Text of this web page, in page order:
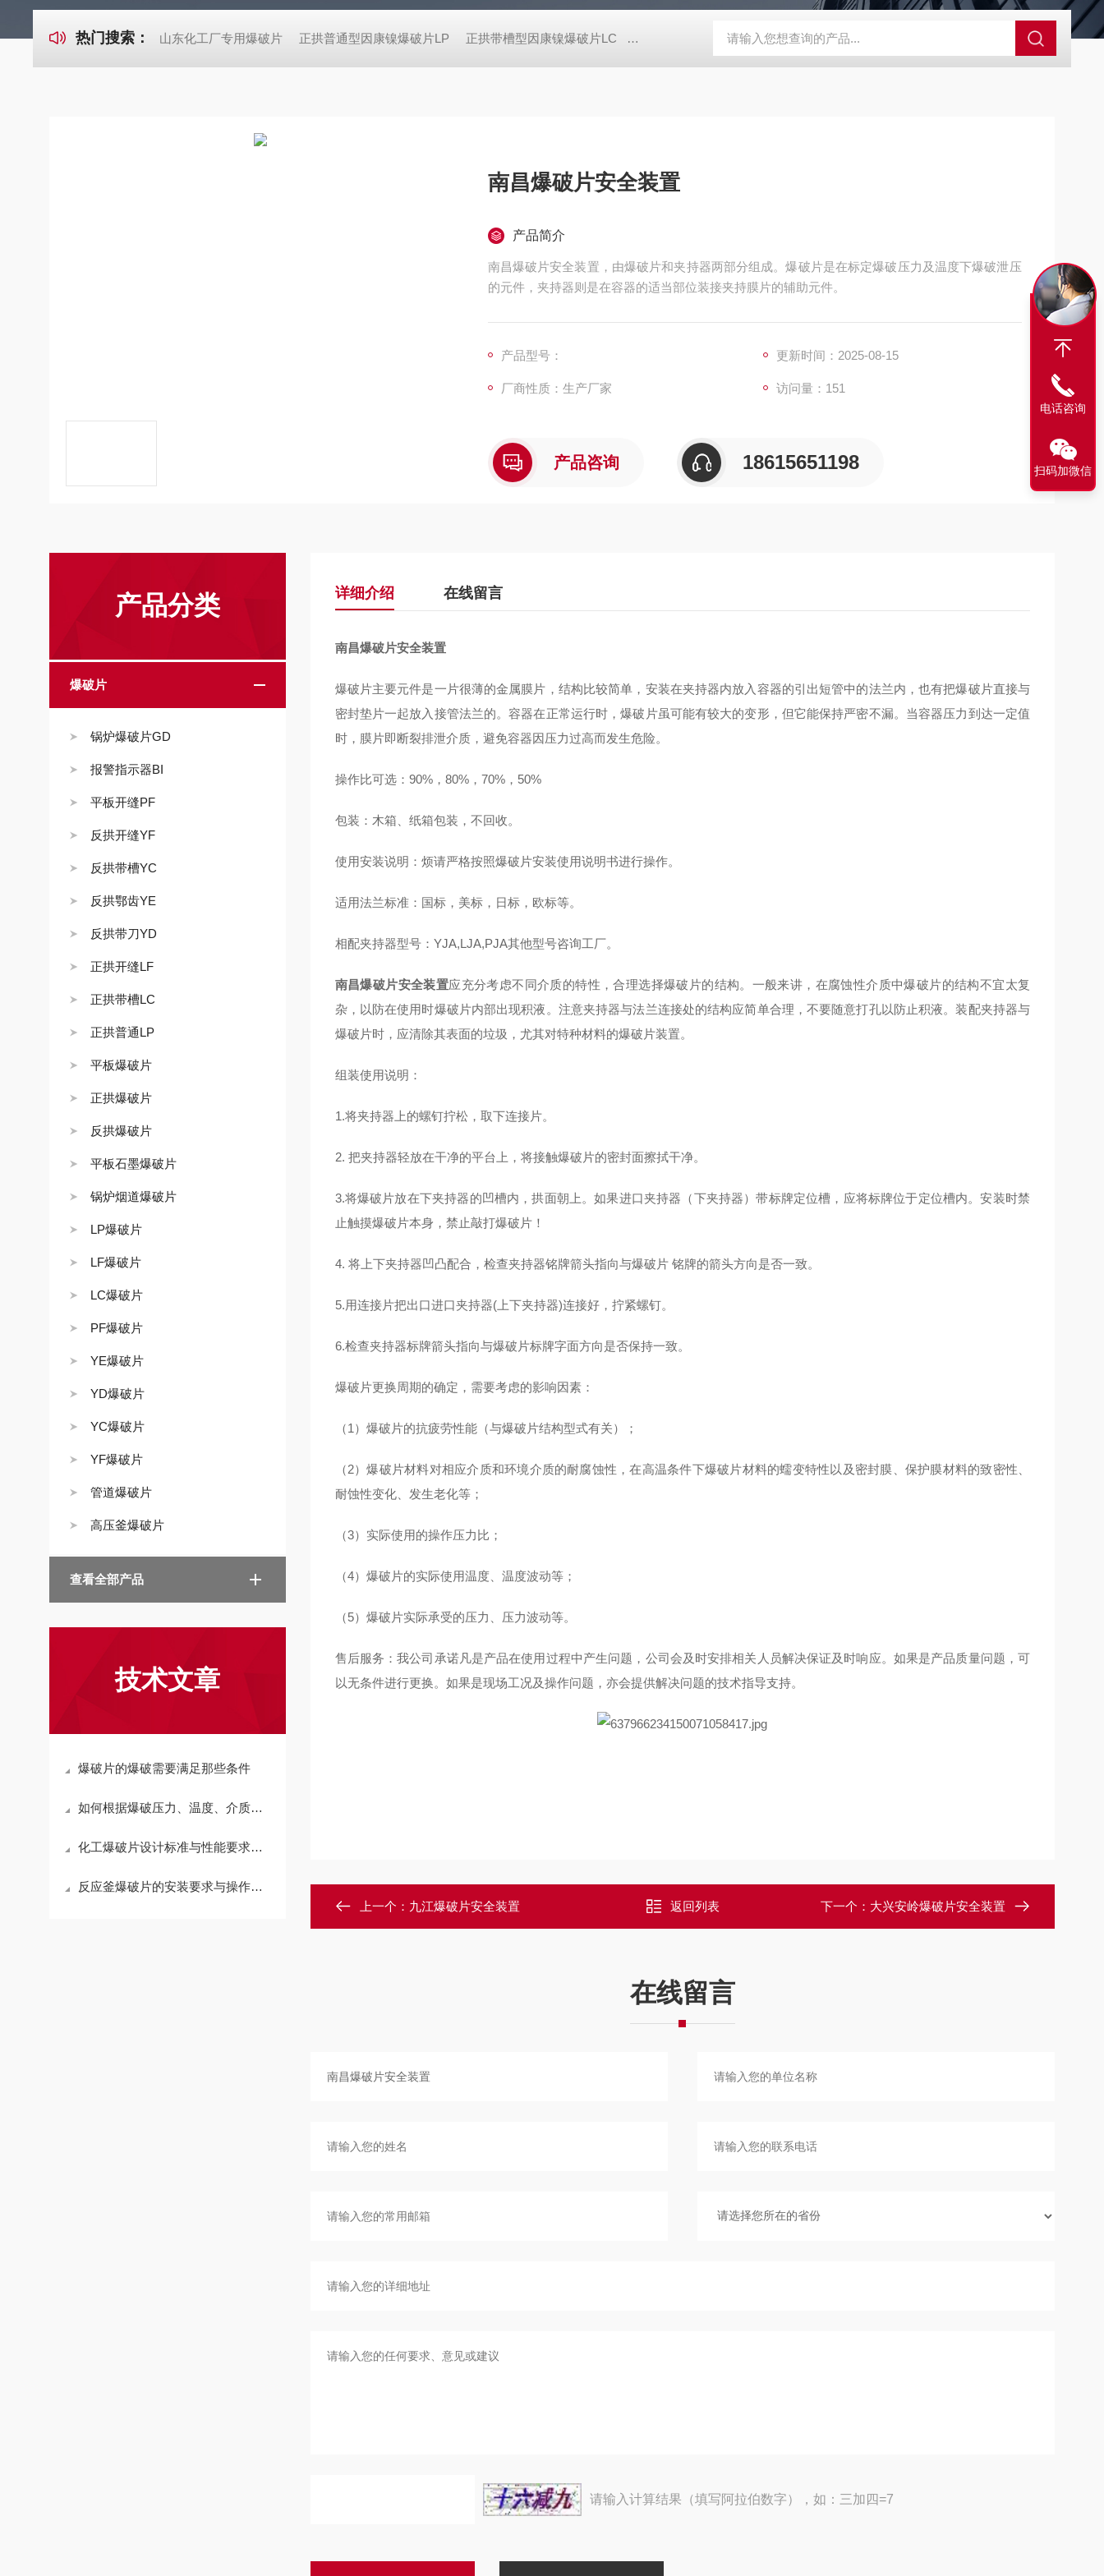
热门搜索： 山东化工厂专用爆破片 正拱普通型因康镍爆破片LP 正拱带槽型因康镍爆破片LC 正拱带槽型蒙乃尔爆破片LC PFTA300-0.2-180SS药厂爆破片 YC爆破片反拱带槽
南昌爆破片安全装置
产品简介
南昌爆破片安全装置，由爆破片和夹持器两部分组成。爆破片是在标定爆破压力及温度下爆破泄压
的元件，夹持器则是在容器的适当部位装接夹持膜片的辅助元件。
产品型号： 更新时间：2025-08-15
厂商性质：生产厂家 访问量：151
产品咨询 18615651198
产品分类
爆破片
锅炉爆破片GD
报警指示器BI
平板开缝PF
反拱开缝YF
反拱带槽YC
反拱鄂齿YE
反拱带刀YD
正拱开缝LF
正拱带槽LC
正拱普通LP
平板爆破片
正拱爆破片
反拱爆破片
平板石墨爆破片
锅炉烟道爆破片
LP爆破片
LF爆破片
LC爆破片
PF爆破片
YE爆破片
YD爆破片
YC爆破片
YF爆破片
管道爆破片
高压釜爆破片
查看全部产品
技术文章
爆破片的爆破需要满足那些条件
如何根据爆破压力、温度、介质选择正拱爆破片？
化工爆破片设计标准与性能要求详解
反应釜爆破片的安装要求与操作指南说明
详细介绍 在线留言
南昌爆破片安全装置
爆破片主要元件是一片很薄的金属膜片，结构比较简单，安装在夹持器内放入容器的引出短管中的法兰内，也有把爆破片直接与
密封垫片一起放入接管法兰的。容器在正常运行时，爆破片虽可能有较大的变形，但它能保持严密不漏。当容器压力到达一定值
时，膜片即断裂排泄介质，避免容器因压力过高而发生危险。
操作比可选：90%，80%，70%，50%
包装：木箱、纸箱包装，不回收。
使用安装说明：烦请严格按照爆破片安装使用说明书进行操作。
适用法兰标准：国标，美标，日标，欧标等。
相配夹持器型号：YJA,LJA,PJA其他型号咨询工厂。
南昌爆破片安全装置应充分考虑不同介质的特性，合理选择爆破片的结构。一般来讲，在腐蚀性介质中爆破片的结构不宜太复
杂，以防在使用时爆破片内部出现积液。注意夹持器与法兰连接处的结构应简单合理，不要随意打孔以防止积液。装配夹持器与
爆破片时，应清除其表面的垃圾，尤其对特种材料的爆破片装置。
组装使用说明：
1.将夹持器上的螺钉拧松，取下连接片。
2. 把夹持器轻放在干净的平台上，将接触爆破片的密封面擦拭干净。
3.将爆破片放在下夹持器的凹槽内，拱面朝上。如果进口夹持器（下夹持器）带标牌定位槽，应将标牌位于定位槽内。安装时禁
止触摸爆破片本身，禁止敲打爆破片！
4. 将上下夹持器凹凸配合，检查夹持器铭牌箭头指向与爆破片 铭牌的箭头方向是否一致。
5.用连接片把出口进口夹持器(上下夹持器)连接好，拧紧螺钉。
6.检查夹持器标牌箭头指向与爆破片标牌字面方向是否保持一致。
爆破片更换周期的确定，需要考虑的影响因素：
（1）爆破片的抗疲劳性能（与爆破片结构型式有关）；
（2）爆破片材料对相应介质和环境介质的耐腐蚀性，在高温条件下爆破片材料的蠕变特性以及密封膜、保护膜材料的致密性、
耐蚀性变化、发生老化等；
（3）实际使用的操作压力比；
（4）爆破片的实际使用温度、温度波动等；
（5）爆破片实际承受的压力、压力波动等。
售后服务：我公司承诺凡是产品在使用过程中产生问题，公司会及时安排相关人员解决保证及时响应。如果是产品质量问题，可
以无条件进行更换。如果是现场工况及操作问题，亦会提供解决问题的技术指导支持。
上一个： 九江爆破片安全装置 返回列表 下一个： 大兴安岭爆破片安全装置
在线留言
请输入计算结果（填写阿拉伯数字），如：三加四=7
电话咨询
扫码加微信